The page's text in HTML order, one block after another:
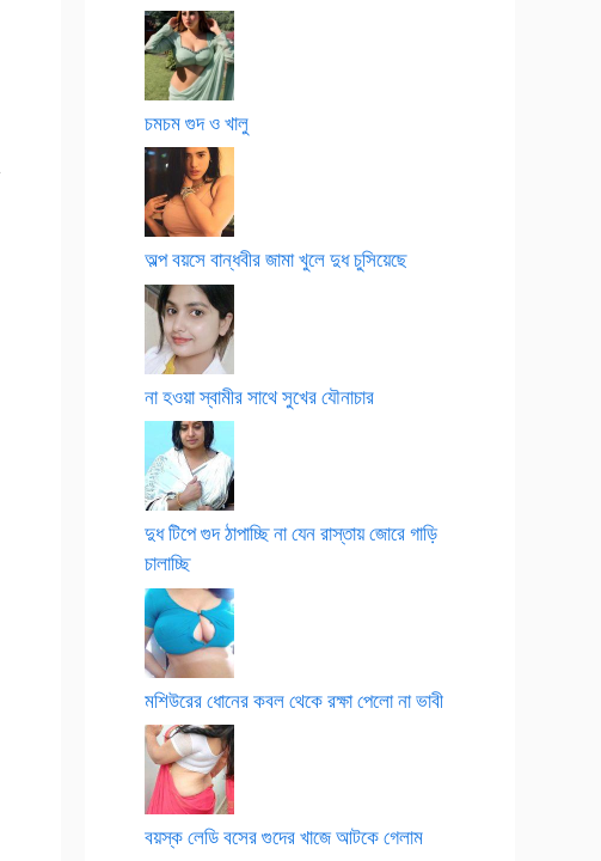
চমচম গুদ ও খালু
অল্প বয়সে বান্ধবীর জামা খুলে দুধ চুসিয়েছে
না হওয়া স্বামীর সাথে সুখের যৌনাচার
দুধ টিপে গুদ ঠাপাচ্ছি না যেন রাস্তায় জোরে গাড়ি
চালাচ্ছি
মশিউরের ধোনের কবল থেকে রক্ষা পেলো না ভাবী
বয়স্ক লেডি বসের গুদের খাজে আটকে গেলাম